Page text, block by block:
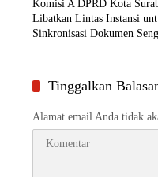
Komisi A DPRD Kota
Libatkan Lintas Instansi
Sinkronisasi Dokumen
Tinggalkan
Alamat email Anda tidak